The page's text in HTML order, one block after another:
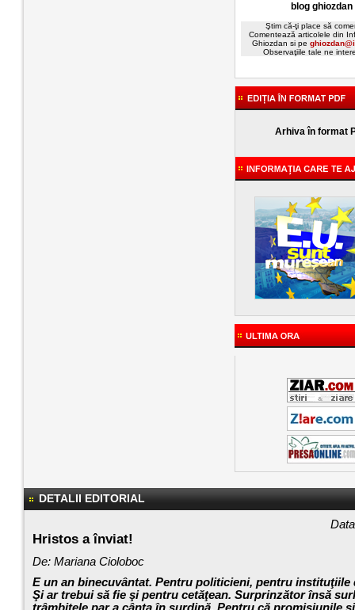
blog ghiozdan
Ştim că-ţi place să
Comentează articolele din
Ghiozdan si pe
Observaţiile tale ne
Arhiva în format
DETALII EDITORIAL
Hristos a înviat!
De: Mariana Cioloboc
E un an binecuvântat. Pentru politicieni, pentru instituţiile
Şi ar trebui să fie şi pentru cetăţean. Surprinzător însă